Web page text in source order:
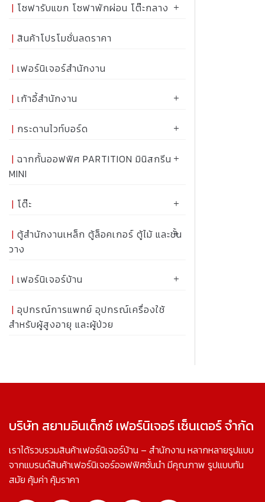
โซฟารับแขก โซฟาพักผ่อน โต๊ะกลาง
สินค้าโปรโมชั่นลดราคา
เฟอร์นิเจอร์สำนักงาน
เก้าอี้สำนักงาน
กระดานไวท์บอร์ด
ฉากกั้นออฟฟิศ PARTITION มินิสกรีน
MINI
โต๊ะ
ตู้สำนักงานเหล็ก ตู้ล็อคเกอร์ ตู้ไม้ และชั้น
วาง
เฟอร์นิเจอร์บ้าน
อุปกรณ์การแพทย์ อุปกรณ์เครื่องใช้
สำหรับผู้สูงอายุ และผู้ป่วย
บริษัท สยามอินเด็กซ์ เฟอร์นิเจอร์ เซ็นเตอร์ จำกัด
เราได้รวบรวมสินค้าเฟอร์นิเจอร์บ้าน – สำนักงาน หลากหลายรูปแบบ
จากแบรนด์สินค้าเฟอร์นิเจอร์ออฟฟิศชั้นนำ มีคุณภาพ รูปแบบทัน
สมัย คุ้มค่า คุ้มราคา